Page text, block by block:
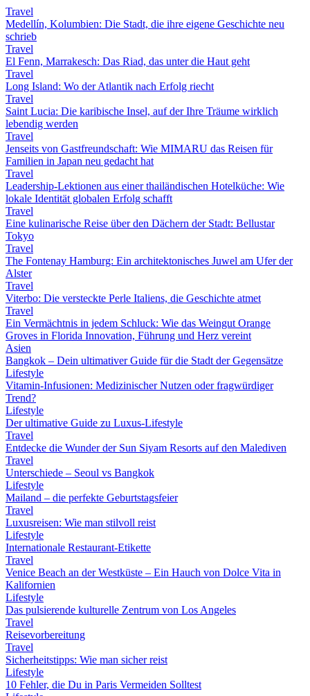
Travel
Medellín, Kolumbien: Die Stadt, die ihre eigene Geschichte neu
schrieb
Travel
El Fenn, Marrakesch: Das Riad, das unter die Haut geht
Travel
Long Island: Wo der Atlantik nach Erfolg riecht
Travel
Saint Lucia: Die karibische Insel, auf der Ihre Träume wirklich
lebendig werden
Travel
Jenseits von Gastfreundschaft: Wie MIMARU das Reisen für
Familien in Japan neu gedacht hat
Travel
Leadership-Lektionen aus einer thailändischen Hotelküche: Wie
lokale Identität globalen Erfolg schafft
Travel
Eine kulinarische Reise über den Dächern der Stadt: Bellustar
Tokyo
Travel
The Fontenay Hamburg: Ein architektonisches Juwel am Ufer der
Alster
Travel
Viterbo: Die versteckte Perle Italiens, die Geschichte atmet
Travel
Ein Vermächtnis in jedem Schluck: Wie das Weingut Orange
Groves in Florida Innovation, Führung und Herz vereint
Asien
Bangkok – Dein ultimativer Guide für die Stadt der Gegensätze
Lifestyle
Vitamin-Infusionen: Medizinischer Nutzen oder fragwürdiger
Trend?
Lifestyle
Der ultimative Guide zu Luxus-Lifestyle
Travel
Entdecke die Wunder der Sun Siyam Resorts auf den Malediven
Travel
Unterschiede – Seoul vs Bangkok
Lifestyle
Mailand – die perfekte Geburtstagsfeier
Travel
Luxusreisen: Wie man stilvoll reist
Lifestyle
Internationale Restaurant-Etikette
Travel
Venice Beach an der Westküste – Ein Hauch von Dolce Vita in
Kalifornien
Lifestyle
Das pulsierende kulturelle Zentrum von Los Angeles
Travel
Reisevorbereitung
Travel
Sicherheitstipps: Wie man sicher reist
Lifestyle
10 Fehler, die Du in Paris Vermeiden Solltest